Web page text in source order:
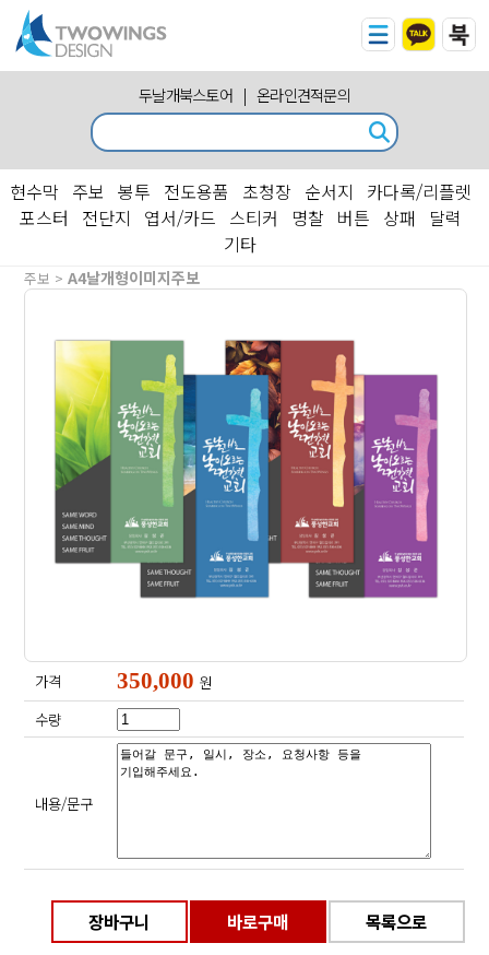
두날개북스토어 | 온라인견적문의
현수막 주보 봉투 전도용품 초청장 순서지
카다록/리플렛
포스터
전단지 엽서/카드 스티커 명찰 버튼 상패
달력
기타
주보 >A4날개형이미지주보
가격 350,000 원
수량
내용/문구
장바구니 바로구매 목록으로